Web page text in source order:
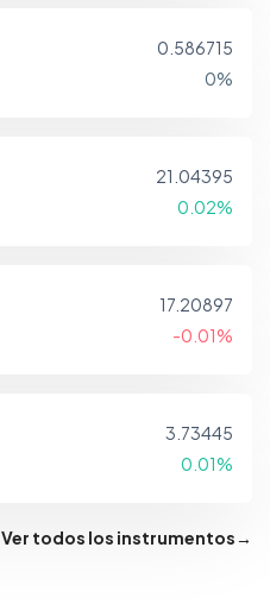
0.586715
0%
21.04395
0.02%
17.20897
-0.01%
3.73445
0.01%
Ver todos los instrumentos→